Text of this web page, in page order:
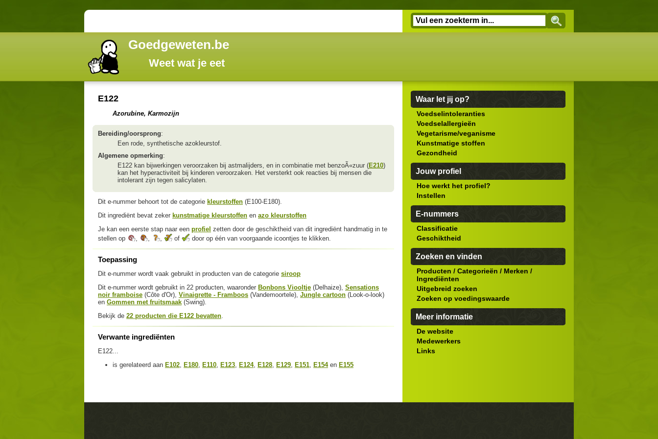
Goedgeweten.be
Weet wat je eet
E122
Azorubine, Karmozijn
Bereiding/oorsprong:
Een rode, synthetische azokleurstof.
Algemene opmerking:
E122 kan bijwerkingen veroorzaken bij astmalijders, en in combinatie met benzoÃ«zuur (E210)
kan het hyperactiviteit bij kinderen veroorzaken. Het versterkt ook reacties bij mensen die
intolerant zijn tegen salicylaten.
Dit e-nummer behoort tot de categorie kleurstoffen (E100-E180).
Dit ingrediënt bevat zeker kunstmatige kleurstoffen en azo kleurstoffen
Je kan een eerste stap naar een profiel zetten door de geschiktheid van dit ingrediënt handmatig in te
stellen op
of door op één van voorgaande icoontjes te klikken.
Toepassing
Dit e-nummer wordt vaak gebruikt in producten van de categorie siroop
Dit e-nummer wordt gebruikt in 22 producten, waaronder Bonbons Viooltje (Delhaize), Sensations
noir framboise (Côte d'Or), Vinaigrette - Framboos (Vandemoortele), Jungle cartoon (Look-o-look)
en Gommen met fruitsmaak (Swing).
Bekijk de 22 producten die E122 bevatten
Verwante ingrediënten
E122...
is gerelateerd aan E102 E180 E110 E123 E124, E128 E129 E151 E154en E155
Waar let jij op?
Voedselintoleranties
Voedselallergieën
Vegetarisme/veganisme
Kunstmatige stoffen
Gezondheid
Jouw profiel
Hoe werkt het profiel?
Instellen
E-nummers
Classificatie
Geschiktheid
Zoeken en vinden
Producten / Categorieën / Merken /
Ingrediënten
Uitgebreid zoeken
Zoeken op voedingswaarde
Meer informatie
De website
Medewerkers
Links